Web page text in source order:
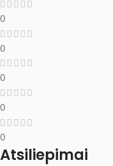
0
0
0
0
0
Atsiliepimai